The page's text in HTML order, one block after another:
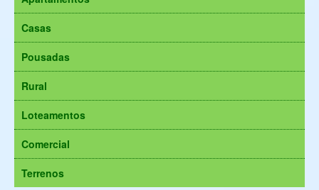
Casas
Pousadas
Rural
Loteamentos
Comercial
Terrenos